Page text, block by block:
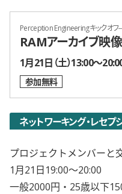
Perception Engineeringキックオ
RAMアーカイブ映
開催日時
1月21日（土）13:00〜
参加無料
ネットワーキング・レセプ
プロジェクトメンバーと
1月21日19:00〜20:00
一般2000円・25歳以下